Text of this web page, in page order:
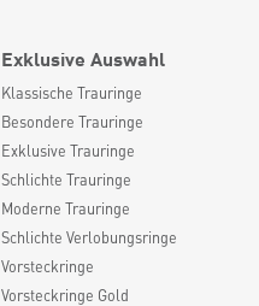
Exklusive Auswahl
Klassische Trauringe
Besondere Trauringe
Exklusive Trauringe
Schlichte Trauringe
Moderne Trauringe
Schlichte Verlobungsringe
Vorsteckringe
Vorsteckringe Gold